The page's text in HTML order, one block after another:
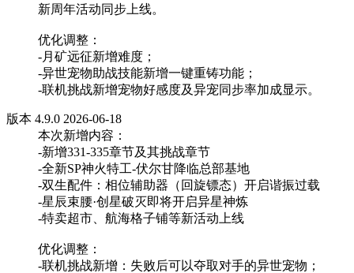
新周年活动同步上线。
优化调整：
-月矿远征新增难度；
-异世宠物助战技能新增一键重铸功能；
-联机挑战新增宠物好感度及异宠同步率加成显示。
版本 4.9.0 2026-06-18
本次新增内容：
-新增331-335章节及其挑战章节
-全新SP神火特工-伏尔甘降临总部基地
-双生配件：相位辅助器（回旋镖态）开启谐振过载
-星辰束腰·创星破灭即将开启异星神炼
-特卖超市、航海格子铺等新活动上线
优化调整：
-联机挑战新增：失败后可以夺取对手的异世宠物；